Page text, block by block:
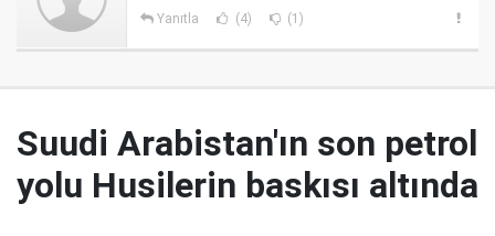
Yanıtla (4) (1)
Suudi Arabistan'ın son petrol
yolu Husilerin baskısı altında